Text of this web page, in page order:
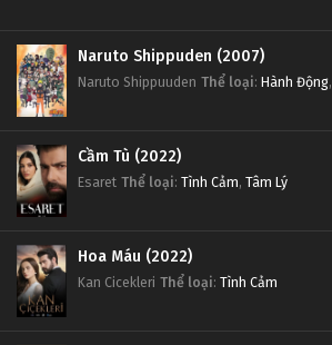
Naruto Shippuden (2007)
Naruto Shippuuden Thể loại: Hành Động,
Cầm Tù (2022)
Esaret Thể loại: Tình Cảm, Tâm Lý
Hoa Máu (2022)
Kan Cicekleri Thể loại: Tình Cảm